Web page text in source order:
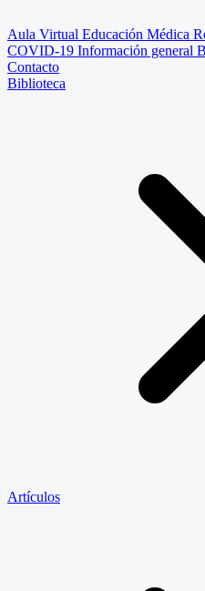
Aula Virtual Educación Médica
COVID-19 Información general
Contacto
Biblioteca
Artículos